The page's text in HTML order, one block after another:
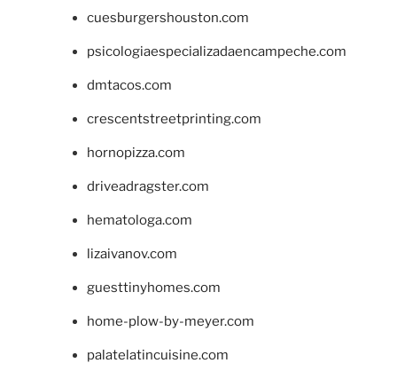
cuesburgershouston.com
psicologiaespecializadaencampeche.com
dmtacos.com
crescentstreetprinting.com
hornopizza.com
driveadragster.com
hematologa.com
lizaivanov.com
guesttinyhomes.com
home-plow-by-meyer.com
palatelatincuisine.com